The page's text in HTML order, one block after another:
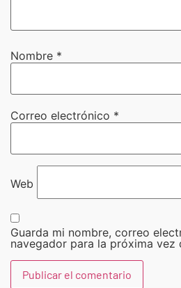
Nombre *
Correo electrónico *
Web
Guarda mi nombre, correo
navegador para la próxima vez